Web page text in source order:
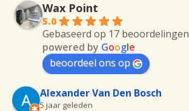
Wax Point
5.0
Gebaseerd op 17 beoordelingen
powered by Google
beoordeel ons op
Alexander Van Den Bosch
5 jaar geleden